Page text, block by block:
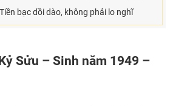
bạc dồi dào, không phải lo nghĩ
Sửu – Sinh năm 1949 –